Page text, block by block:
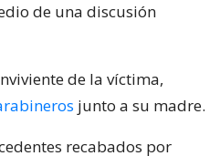
de una discusión
de la víctima,
junto a su madre.
recabados por